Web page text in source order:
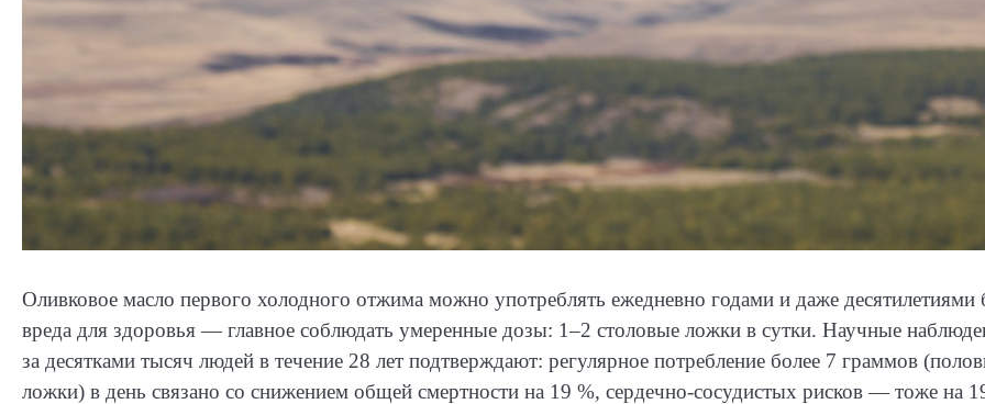
Оливковое масло первого холодного отжима можно употреблять ежедневно годами и даже десятилетиями
вреда для здоровья — главное соблюдать умеренные дозы: 1–2 столовые ложки в сутки. Научные
за десятками тысяч людей в течение 28 лет подтверждают: регулярное потребление более 7 граммов
ложки) в день связано со снижением общей смертности на 19 %, сердечно-сосудистых рисков — тоже на